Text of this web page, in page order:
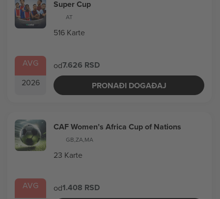
AVG
2026
Super Cup
AT
516 Karte
od7.626 RSD
PRONAĐI DOGAĐAJ
AVG
CAF Women’s Africa Cup of Nations
GB,ZA,MA
23 Karte
od1.408 RSD